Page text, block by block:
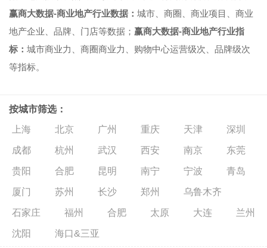
赢商大数据-商业地产行业数据： 城市、商圈、商业项目、商业
地产企业、品牌、门店等数据； 赢商大数据-商业地产行业指
标： 城市商业力、商圈商业力、购物中心运营级次、品牌级次
等指标。
按城市筛选：
上海
北京 广州 重庆 天津 深圳
成都 杭州 武汉 西安 南京 东莞
贵阳 合肥 昆明 南宁 宁波 青岛
厦门 苏州 长沙 郑州 乌鲁木齐
石家庄 福州 合肥 太原 大连 兰州
沈阳 海口&三亚